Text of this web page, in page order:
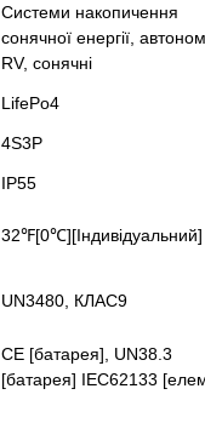
Системи накопичення
сонячної енергії,
RV, сонячні
LifePo4
4S3P
IP55
32℉[0℃][Індивідуальний]
UN3480, КЛАС9
CE [батарея], UN38.3
[батарея] IEC62133